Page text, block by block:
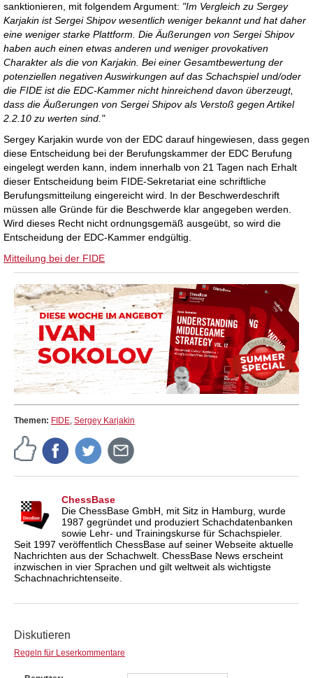
sanktionieren, mit folgendem Argument: "Im Vergleich zu Sergey
Karjakin ist Sergei Shipov wesentlich weniger bekannt und hat daher
eine weniger starke Plattform. Die Äußerungen von Sergei Shipov
haben auch einen etwas anderen und weniger provokativen
Charakter als die von Karjakin. Bei einer Gesamtbewertung der
potenziellen negativen Auswirkungen auf das Schachspiel und/oder
die FIDE ist die EDC-Kammer nicht hinreichend davon überzeugt,
dass die Äußerungen von Sergei Shipov als Verstoß gegen Artikel
2.2.10 zu werten sind."
Sergey Karjakin wurde von der EDC darauf hingewiesen, dass gegen
diese Entscheidung bei der Berufungskammer der EDC Berufung
eingelegt werden kann, indem innerhalb von 21 Tagen nach Erhalt
dieser Entscheidung beim FIDE-Sekretariat eine schriftliche
Berufungsmitteilung eingereicht wird. In der Beschwerdeschrift
müssen alle Gründe für die Beschwerde klar angegeben werden.
Wird dieses Recht nicht ordnungsgemäß ausgeübt, so wird die
Entscheidung der EDC-Kammer endgültig.
Mitteilung bei der FIDE
Themen: FIDE, Sergey Karjakin
ChessBase
Die ChessBase GmbH, mit Sitz in Hamburg, wurde
1987 gegründet und produziert Schachdatenbanken
sowie Lehr- und Trainingskurse für Schachspieler.
Seit 1997 veröffentlich ChessBase auf seiner Webseite aktuelle
Nachrichten aus der Schachwelt. ChessBase News erscheint
inzwischen in vier Sprachen und gilt weltweit als wichtigste
Schachnachrichtenseite.
Diskutieren
Regeln für Leserkommentare